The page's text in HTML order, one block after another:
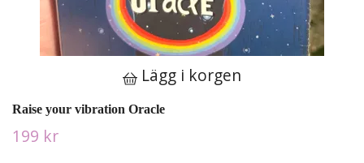
Lägg i korgen
Raise your vibration Oracle
199 kr